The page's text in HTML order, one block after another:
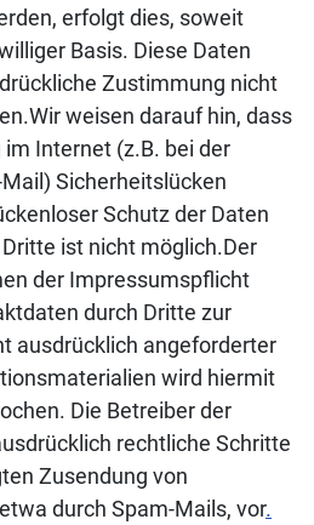
erfolgt dies, soweit
Basis. Diese Daten
Zustimmung nicht
weisen darauf hin, dass
Internet (z.B. bei der
Sicherheitslücken
Schutz der Daten
ist nicht möglich.Der
der Impressumspflicht
durch Dritte zur
ausdrücklich angeforderter
wird hiermit
Die Betreiber der
rechtliche Schritte
Zusendung von
durch Spam-Mails, vor.